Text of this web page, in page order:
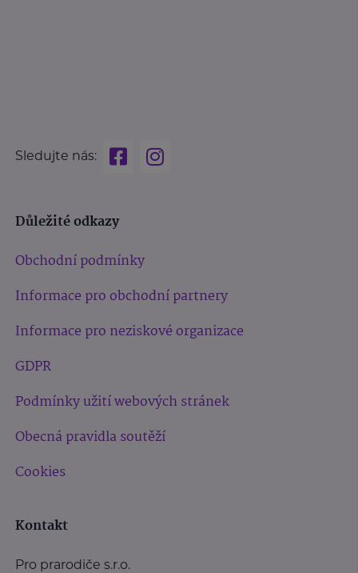
Sledujte nás:
Důležité odkazy
Obchodní podmínky
Informace pro obchodní partnery
Informace pro neziskové organizace
GDPR
Podmínky užití webových stránek
Obecná pravidla soutěží
Cookies
Kontakt
Pro prarodiče s.r.o.